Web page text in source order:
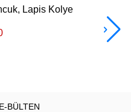
Lapis Kolye
BÜLTEN